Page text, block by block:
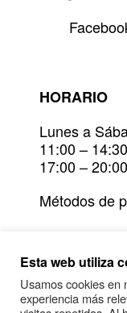
HORARIO
Lunes a
11:00 – 14:30
17:00 – 20:00
Métodos de
Plazos de
Condiciones
Esta web utiliza
Usamos cookies en
experiencia más